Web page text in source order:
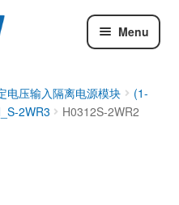
Menu
电压输入隔离电源模块
(1-
2WR3 H0312S-2WR2